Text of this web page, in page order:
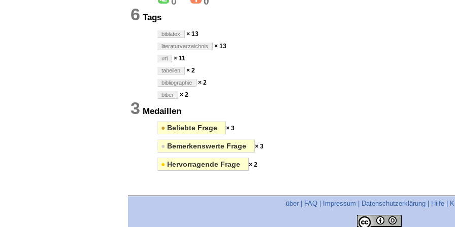
6 Tags
biblatex × 13
literaturverzeichnis × 13
url × 11
tabellen × 2
bibliographie × 2
biber × 2
3 Medaillen
● Beliebte Frage × 3
● Bemerkenswerte Frage × 3
● Hervorragende Frage × 2
über FAQ Impressum Datenschutzerklärung Hilfe